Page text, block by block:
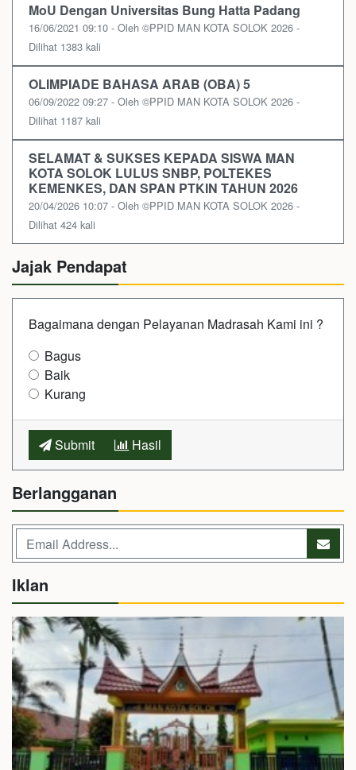
MoU Dengan Universitas Bung Hatta Padang
16/06/2021 09:10 - Oleh ©PPID MAN KOTA SOLOK 2026 -
Dilihat 1383 kali
OLIMPIADE BAHASA ARAB (OBA) 5
06/09/2022 09:27 - Oleh ©PPID MAN KOTA SOLOK 2026 -
Dilihat 1187 kali
SELAMAT & SUKSES KEPADA SISWA MAN
KOTA SOLOK LULUS SNBP, POLTEKES
KEMENKES, DAN SPAN PTKIN TAHUN 2026
20/04/2026 10:07 - Oleh ©PPID MAN KOTA SOLOK 2026 -
Dilihat 424 kali
Jajak Pendapat
Bagaimana dengan Pelayanan Madrasah Kami ini ?
Bagus
Baik
Kurang
Submit Hasil
Berlangganan
Iklan